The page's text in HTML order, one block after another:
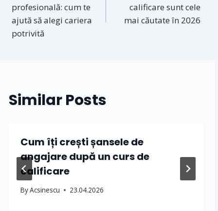
profesională: cum te
ajută să alegi cariera
potrivită
calificare sunt cele
mai căutate în 2026
Similar Posts
Cum îți crești șansele de
angajare după un curs de
calificare
ByAcsinescu 23.04.2026